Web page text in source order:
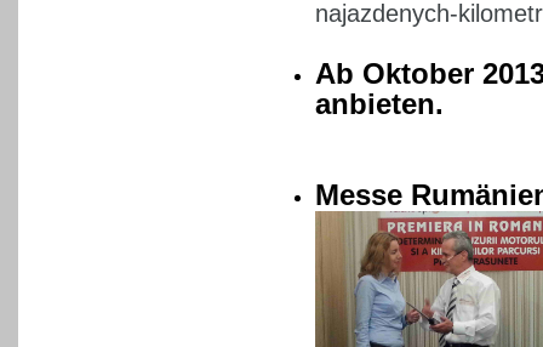
najazdenych-
Ab Oktober
anbieten.
Messe